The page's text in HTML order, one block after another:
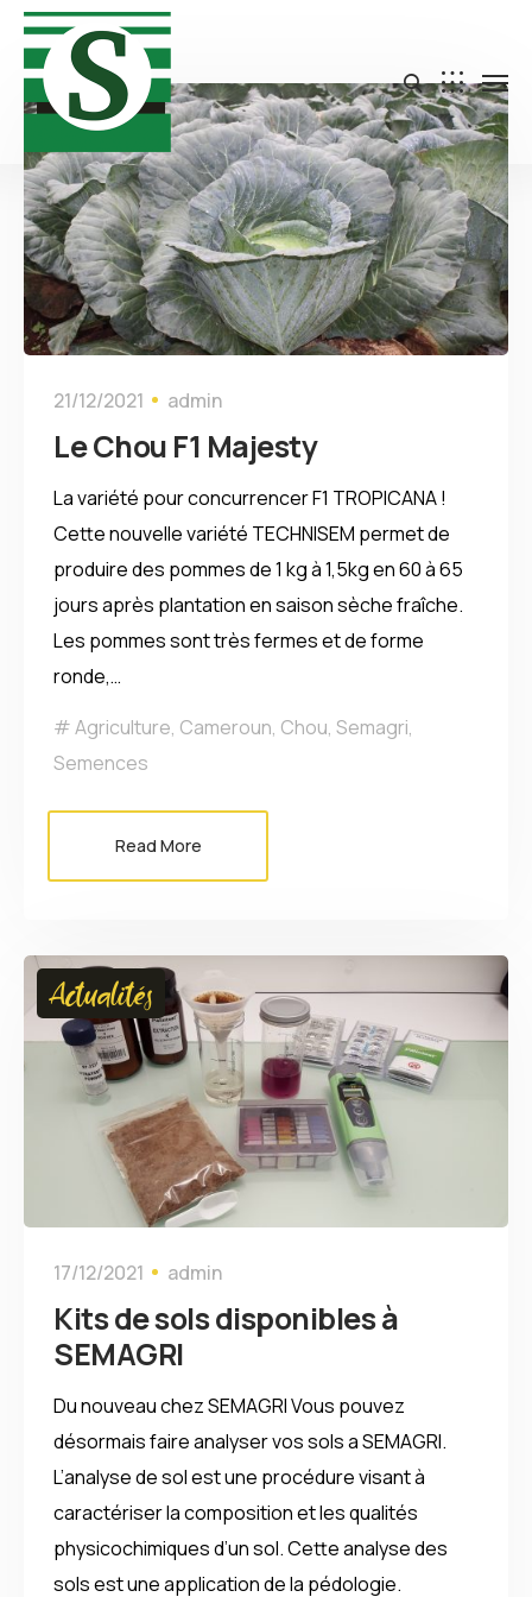
Actualités
21/12/2021 admin
Le Chou F1 Majesty
La variété pour concurrencer F1 TROPICANA !
Cette nouvelle variété TECHNISEM permet de
produire des pommes de 1 kg à 1,5kg en 60 à 65
jours après plantation en saison sèche fraîche.
Les pommes sont très fermes et de forme
ronde,…
Agriculture, Cameroun, Chou, Semagri,
Semences
Read More
Actualités
17/12/2021 admin
Kits de sols disponibles à
SEMAGRI
Du nouveau chez SEMAGRI Vous pouvez
désormais faire analyser vos sols a SEMAGRI.
L’analyse de sol est une procédure visant à
caractériser la composition et les qualités
physicochimiques d’un sol. Cette analyse des
sols est une application de la pédologie.